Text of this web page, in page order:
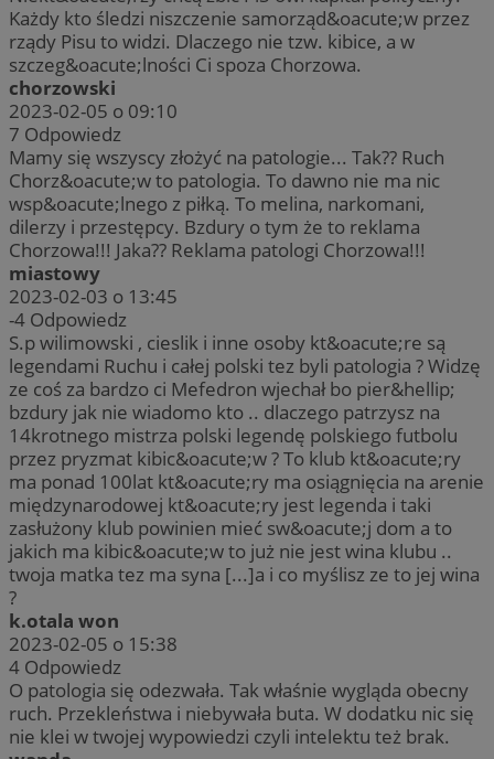
Każdy kto śledzi niszczenie samorząd&oacute;w przez
rządy Pisu to widzi. Dlaczego nie tzw. kibice, a w
szczeg&oacute;lności Ci spoza Chorzowa.
chorzowski
2023-02-05 o 09:10
7 Odpowiedz
Mamy się wszyscy złożyć na patologie... Tak?? Ruch
Chorz&oacute;w to patologia. To dawno nie ma nic
wsp&oacute;lnego z piłką. To melina, narkomani,
dilerzy i przestępcy. Bzdury o tym że to reklama
Chorzowa!!! Jaka?? Reklama patologi Chorzowa!!!
miastowy
2023-02-03 o 13:45
-4 Odpowiedz
S.p wilimowski , cieslik i inne osoby kt&oacute;re są
legendami Ruchu i całej polski tez byli patologia ? Widzę
ze coś za bardzo ci Mefedron wjechał bo pier&hellip;
bzdury jak nie wiadomo kto .. dlaczego patrzysz na
14krotnego mistrza polski legendę polskiego futbolu
przez pryzmat kibic&oacute;w ? To klub kt&oacute;ry
ma ponad 100lat kt&oacute;ry ma osiągnięcia na arenie
międzynarodowej kt&oacute;ry jest legenda i taki
zasłużony klub powinien mieć sw&oacute;j dom a to
jakich ma kibic&oacute;w to już nie jest wina klubu ..
twoja matka tez ma syna [...]a i co myślisz ze to jej wina
?
k.otala won
2023-02-05 o 15:38
4 Odpowiedz
O patologia się odezwała. Tak właśnie wygląda obecny
ruch. Przekleństwa i niebywała buta. W dodatku nic się
nie klei w twojej wypowiedzi czyli intelektu też brak.